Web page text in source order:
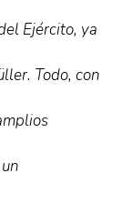
Ejército, ya
Todo, con